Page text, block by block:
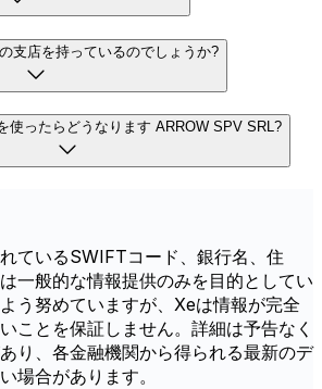
支店を持っているのでしょうか?
使ったらどうなります ARROW SPV SRL?
ているSWIFTコード、銀行名、住
一般的な情報提供のみを目的としてい
う努めていますが、Xeは情報が完全
ことを保証しません。詳細は予告なく
り、各金融機関から得られる最新のデ
場合があります。